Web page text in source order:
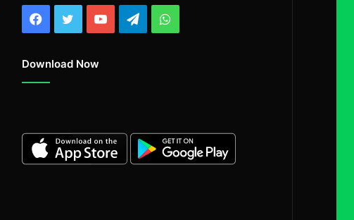
Facebook
TwitterYouTubeTelegramWhatsApp
Download Now